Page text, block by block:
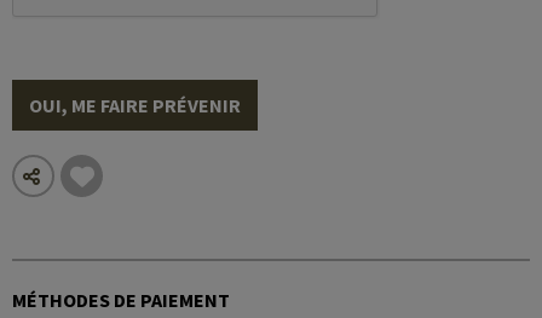
OUI, ME FAIRE PRÉVENIR
MÉTHODES DE PAIEMENT